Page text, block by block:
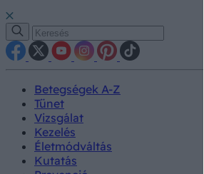
Betegségek A-Z
Tünet
Vizsgálat
Kezelés
Életmódváltás
Kutatás